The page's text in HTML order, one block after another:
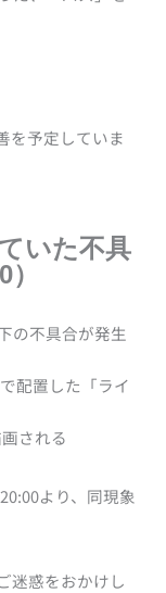
を予定していま
いた不具
の不具合が発生
配置した「ライ
される
より、同現象
迷惑をおかけし